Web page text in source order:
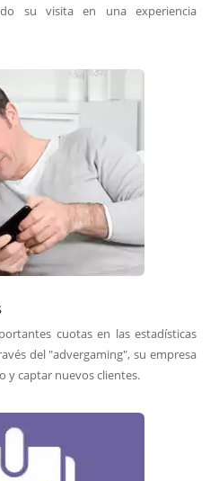
su visita en una experiencia
cuotas en las estadísticas
del "advergaming", su empresa
y captar nuevos clientes.